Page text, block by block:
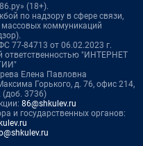
(18+).
по надзору в сфере связи,
коммуникаций
77-84713 от 06.02.2023 г.
ответственностью "ИНТЕРНЕТ
Елена Павловна
Горького, д. 76, офис 214,
(доб. 3736)
86@shkulev.ru
и государственных органов: